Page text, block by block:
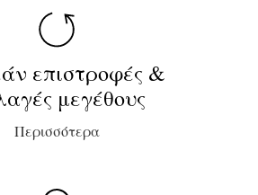
επιστροφές &
μεγέθους
Περισσότερα